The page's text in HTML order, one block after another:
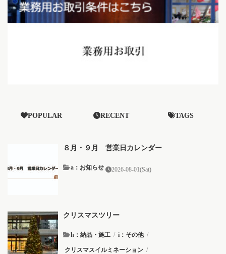
POPULAR RECENT TAGS
８月・９月 営業日カレンダー
a：お知らせ 2026-08-01(Sat)
クリスマスツリー
h：納品・施工 / i：その他 /
クリスマスイルミネーション /